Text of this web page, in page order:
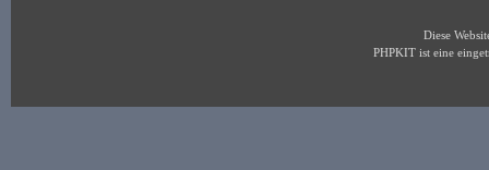
Diese
PHPKIT ist eine